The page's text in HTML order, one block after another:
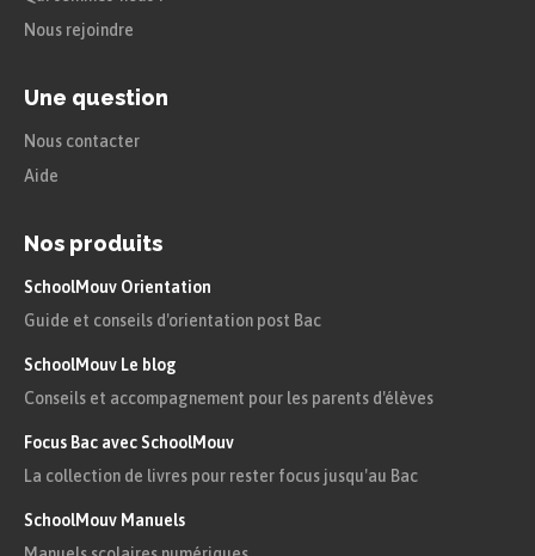
Nous rejoindre
Une question
Nous contacter
Aide
Nos produits
SchoolMouv Orientation
Guide et conseils d'orientation post Bac
SchoolMouv Le blog
Conseils et accompagnement pour les parents d'élèves
Focus Bac avec SchoolMouv
La collection de livres pour rester focus jusqu'au Bac
SchoolMouv Manuels